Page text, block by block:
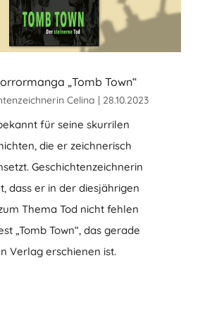
„Tomb Town“
Celina 28.10.2023
für seine skurrilen
die er zeichnerisch
Geschichtenzeichnerin
dass er in der diesjährigen
Thema Tod nicht fehlen
„Tomb Town“, das gerade
Verlag erschienen ist.